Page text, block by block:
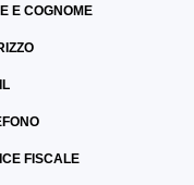
E COGNOME
FISCALE